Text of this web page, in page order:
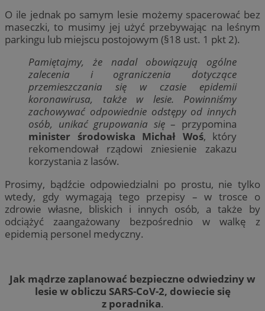
O ile jednak po samym lesie możemy spacerować bez
maseczki, to musimy jej użyć przebywając na leśnym
parkingu lub miejscu postojowym (§18 ust. 1 pkt 2).
Pamiętajmy, że nadal obowiązują ogólne
zalecenia i ograniczenia dotyczące
przemieszczania się w czasie epidemii
koronawirusa, także w lesie. Powinniśmy
zachowywać odpowiednie odstępy od innych
osób, unikać grupowania się– przypomina
minister środowiska Michał Woś, który
rekomendował rządowi zniesienie zakazu
korzystania z lasów.
Prosimy, bądźcie odpowiedzialni po prostu, nie tylko
wtedy, gdy wymagają tego przepisy – w trosce o
zdrowie własne, bliskich i innych osób, a także by
odciążyć zaangażowany bezpośrednio w walkę z
epidemią personel medyczny.
Jak mądrze zaplanować bezpieczne odwiedziny w
lesie w obliczu SARS-CoV-2, dowiecie się
z poradnika.